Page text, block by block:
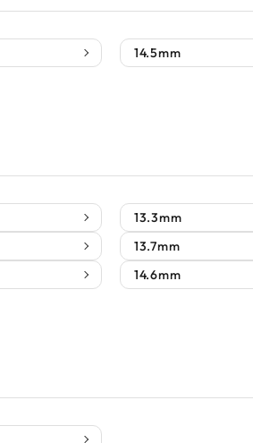
14.5mm
13.3mm
13.7mm
14.6mm